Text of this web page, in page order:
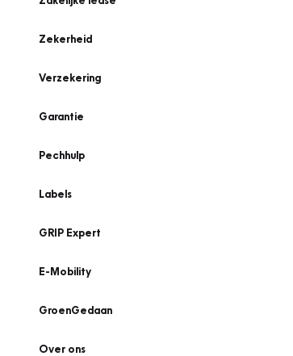
Zekerheid
Verzekering
Garantie
Pechhulp
Labels
GRIP Expert
E-Mobility
GroenGedaan
Over ons